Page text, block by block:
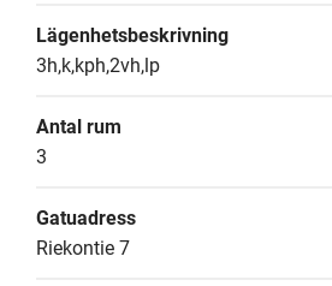
Lägenhetsbeskrivning
3h,k,kph,2vh,lp
Antal rum
3
Gatuadress
Riekontie 7